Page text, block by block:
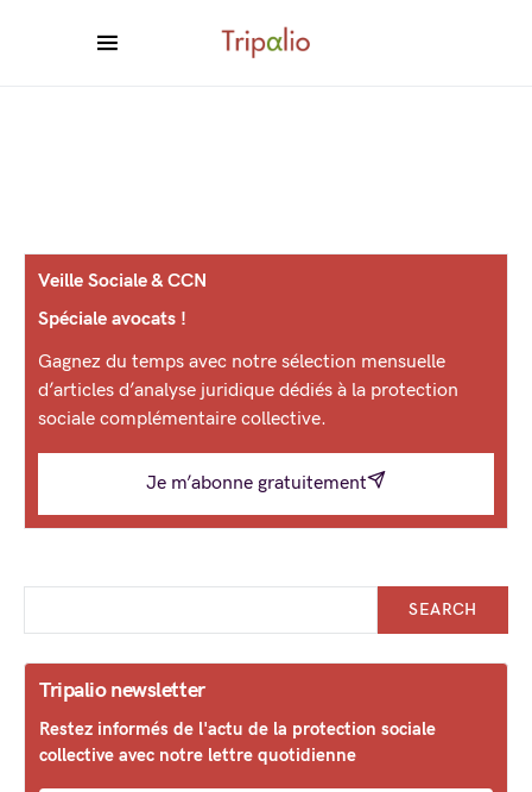
Veille Sociale & CCN
Spéciale avocats !
Gagnez du temps avec notre sélection mensuelle
d’articles d’analyse juridique dédiés à la protection
sociale complémentaire collective.
Je m’abonne gratuitement
SEARCH
Tripalio newsletter
Restez informés de l'actu de la protection sociale
collective avec notre lettre quotidienne